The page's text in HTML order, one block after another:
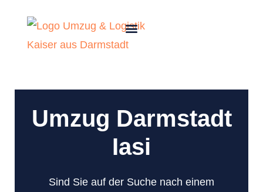
Umzug Darmstadt
Iasi
Sind Sie auf der Suche nach einem